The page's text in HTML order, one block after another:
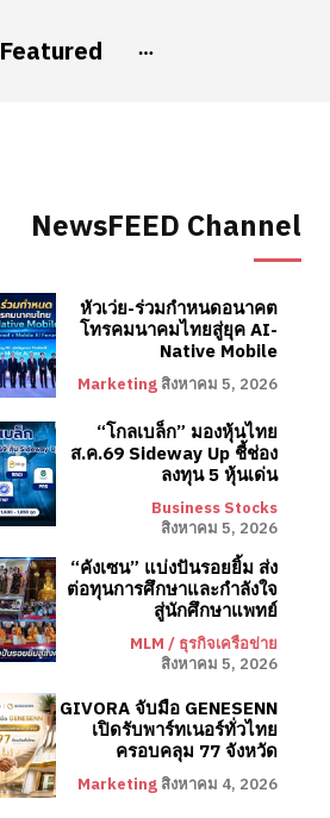
Featured
NewsFEED Channel
หัวเว่ย-ร่วมกำหนดอนาคต
โทรคมนาคมไทยสู่ยุค AI-
Native Mobile
Marketing สิงหาคม 5, 2026
“โกลเบล็ก” มองหุ้นไทย
ส.ค.69 Sideway Up ชี้ช่อง
ลงทุน 5 หุ้นเด่น
Business Stocks
สิงหาคม 5, 2026
“คังเซน” แบ่งปันรอยยิ้ม ส่ง
ต่อทุนการศึกษาและกำลังใจ
สู่นักศึกษาแพทย์
MLM / ธุรกิจเครือข่าย
สิงหาคม 5, 2026
GIVORA จับมือ GENESENN
เปิดรับพาร์ทเนอร์ทั่วไทย
ครอบคลุม 77 จังหวัด
Marketing สิงหาคม 4, 2026